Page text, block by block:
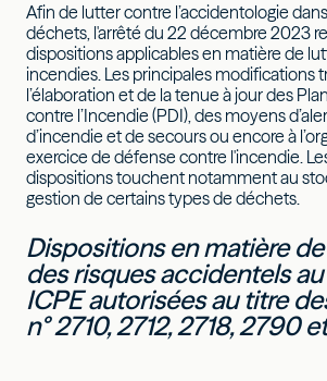
Afin de lutter contre l’accidentologie
déchets, l'arrêté du 22 décembre 2023
dispositions applicables en matière de
incendies. Les principales modifications
l’élaboration et de la tenue à jour des
contre l’Incendie (PDI), des moyens
d’incendie et de secours ou encore à
exercice de défense contre l'incendie.
dispositions touchent notamment au
gestion de certains types de déchets.
Dispositions en matière
des risques accidentels
ICPE autorisées au titre
n° 2710, 2712, 2718, 2790